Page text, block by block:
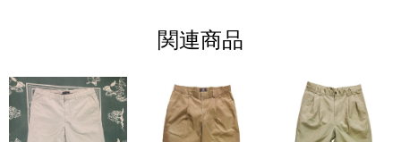
関連商品